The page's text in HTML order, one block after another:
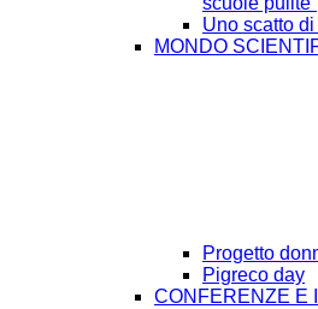
Uno scatto
MONDO
Progetto
Pigreco day
CONFERENZE E